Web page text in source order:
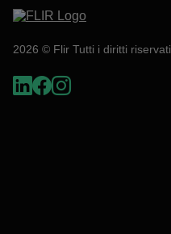
2026 © Flir Tutti i diritti riservati.